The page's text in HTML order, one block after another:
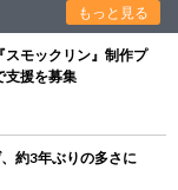
もっと見る
スモックリン』制作プ
援を募集
約3年ぶりの多さに